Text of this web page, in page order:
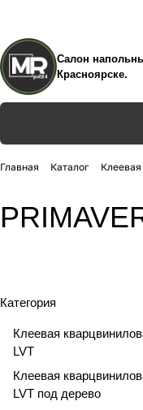
Салон
Красноярске.
Главная Каталог
Primavera Torino
LVT 2.5 мм
Категория
Клеевая
LVT
Клеевая
LVT под дерево